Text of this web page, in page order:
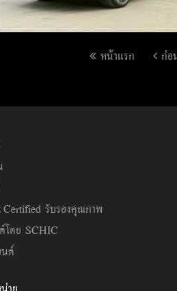
หน้าแรก ก่
Certified รับรองคุณภาพ
โดย SCHIC
ต์